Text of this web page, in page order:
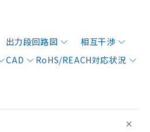
出力段回路図
相互干渉
CAD
RoHS/REACH対応状況